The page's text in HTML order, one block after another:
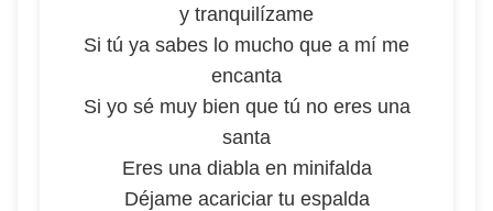
y tranquilízame
Si tú ya sabes lo mucho que a mí me
encanta
Si yo sé muy bien que tú no eres una
santa
Eres una diabla en minifalda
Déjame acariciar tu espalda